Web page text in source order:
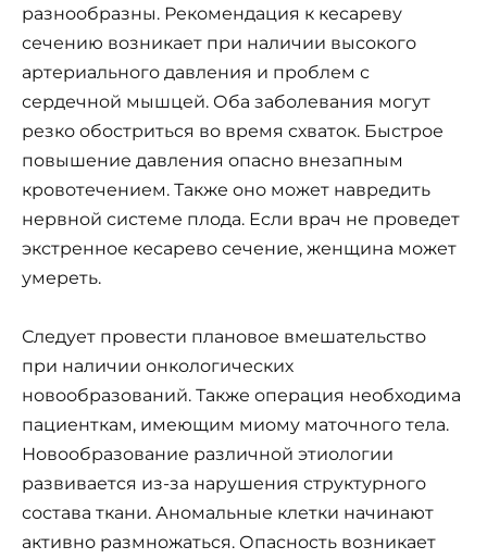
разнообразны. Рекомендация к кесареву
сечению возникает при наличии высокого
артериального давления и проблем с
сердечной мышцей. Оба заболевания могут
резко обостриться во время схваток. Быстрое
повышение давления опасно внезапным
кровотечением. Также оно может навредить
нервной системе плода. Если врач не проведет
экстренное кесарево сечение, женщина может
умереть.
Следует провести плановое вмешательство
при наличии онкологических
новообразований. Также операция необходима
пациенткам, имеющим миому маточного тела.
Новообразование различной этиологии
развивается из-за нарушения структурного
состава ткани. Аномальные клетки начинают
активно размножаться. Опасность возникает